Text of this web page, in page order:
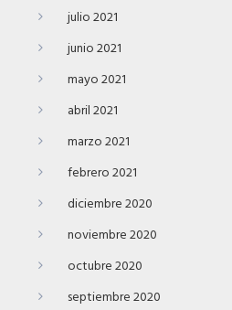
julio 2021
junio 2021
mayo 2021
abril 2021
marzo 2021
febrero 2021
diciembre 2020
noviembre 2020
octubre 2020
septiembre 2020